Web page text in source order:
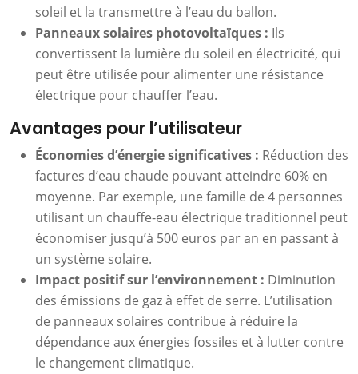
soleil et la transmettre à l’eau du ballon.
Panneaux solaires photovoltaïques : Ils
convertissent la lumière du soleil en électricité, qui
peut être utilisée pour alimenter une résistance
électrique pour chauffer l’eau.
Avantages pour l’utilisateur
Économies d’énergie significatives : Réduction des
factures d’eau chaude pouvant atteindre 60% en
moyenne. Par exemple, une famille de 4 personnes
utilisant un chauffe-eau électrique traditionnel peut
économiser jusqu’à 500 euros par an en passant à
un système solaire.
Impact positif sur l’environnement : Diminution
des émissions de gaz à effet de serre. L’utilisation
de panneaux solaires contribue à réduire la
dépendance aux énergies fossiles et à lutter contre
le changement climatique.